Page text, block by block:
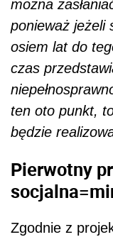
można
ponieważ jeżeli
osiem lat do
czas
ten oto punkt,
będzie
Pierwotny
Zgodnie z